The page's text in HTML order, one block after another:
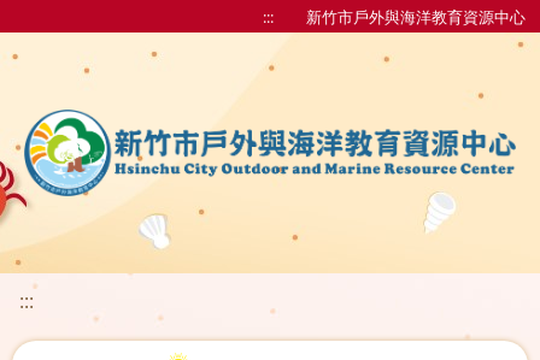
::: 新竹市戶外與海洋教育資源中心
:::